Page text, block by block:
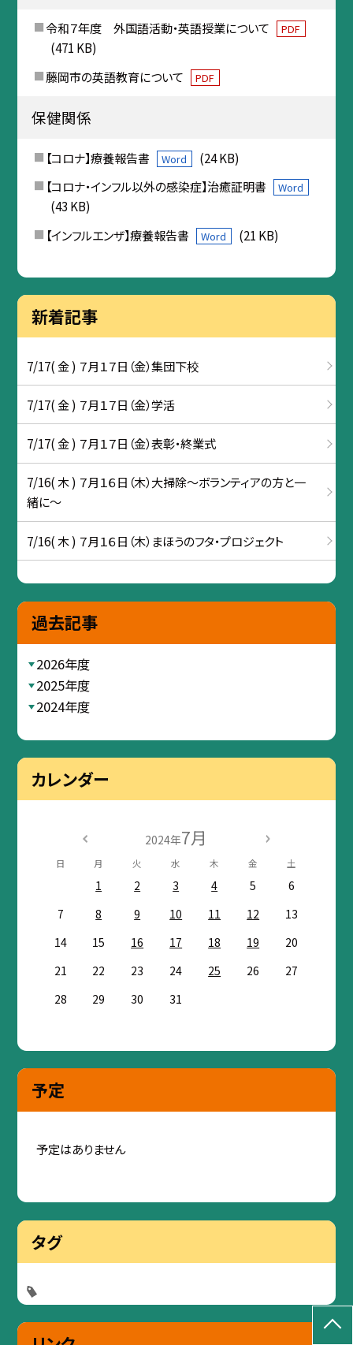
令和７年度 外国語活動・英語授業について PDF
(471 KB)
藤岡市の英語教育について
PDF
保健関係
【コロナ】療養報告書 Word
(24 KB)
【コロナ・インフル以外の感染症】治癒証明書
Word
(43 KB)
【インフルエンザ】療養報告書
Word (21 KB)
新着記事
7/17( 金 ) ７月１７日（金）集団下校
7/17( 金 ) ７月１７日（金）学活
7/17( 金 ) ７月１７日（金）表彰・終業式
7/16( 木 ) ７月１６日（木）大掃除～ボランティアの方と一
緒に～
7/16( 木 ) ７月１６日（木）まほうのフタ・プロジェクト
過去記事
2026年度
2025年度
2024年度
カレンダー
2024年7月
日 月 火 水 木 金 土
1 2 3 4 5
6
7
8 9 10 11 12
13
14
15 16 17 18 19
20
21
22 23 24 25 26
27
28
29 30 31
予定
予定はありません
タグ